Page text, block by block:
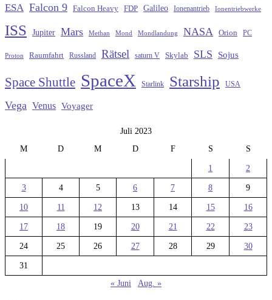
ESA Falcon 9 Falcon Heavy FDP Galileo Ionenantrieb Ionentriebwerke
ISS Jupiter Mars Methan Mond Mondlandung NASA Orion PC
Proton Raumfahrt Russland Rätsel saturn V Skylab SLS Sojus
Space Shuttle SpaceX Starlink Starship USA
Vega Venus Voyager
Juli 2023
M
D M D F S S
1 2
3 4 5 6 7 8 9
10 11 12 13 14 15 16
17 18 19 20 21 22 23
24 25 26 27 28 29 30
31
« Juni
Aug. »